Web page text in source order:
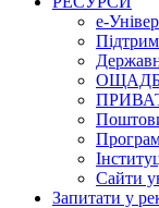
е-
Сайти
Запитати у